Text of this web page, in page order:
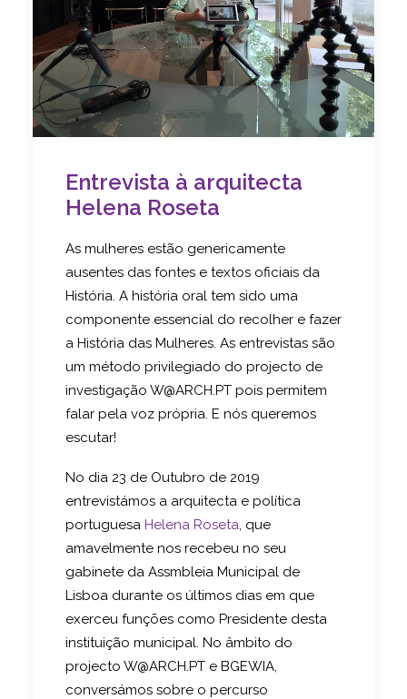
Entrevista à arquitecta
Helena Roseta
As mulheres estão genericamente
ausentes das fontes e textos oficiais da
História. A história oral tem sido uma
componente essencial do recolher e fazer
a História das Mulheres. As entrevistas são
um método privilegiado do projecto de
investigação W@ARCH.PT pois permitem
falar pela voz própria. E nós queremos
escutar!
No dia 23 de Outubro de 2019
entrevistámos a arquitecta e política
portuguesa Helena Roseta, que
amavelmente nos recebeu no seu
gabinete da Assmbleia Municipal de
Lisboa durante os últimos dias em que
exerceu funções como Presidente desta
instituição municipal. No âmbito do
projecto W@ARCH.PT e BGEWIA,
conversámos sobre o percurso